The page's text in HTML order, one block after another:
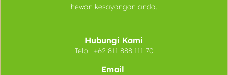
hewan kesayangan anda.
Hubungi Kami
Telp : +62 811 888 111 70
Email